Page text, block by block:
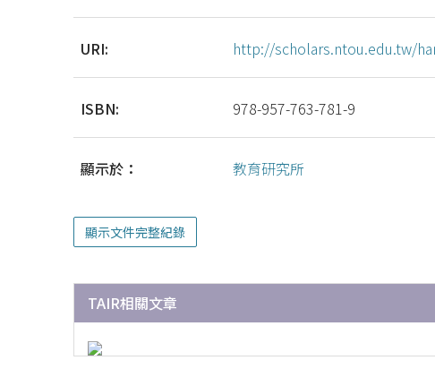
URI: http://scholars.ntou.edu.tw/
ISBN: 978-957-763-781-9
顯示於： 教育研究所
顯示文件完整紀錄
TAIR相關文章